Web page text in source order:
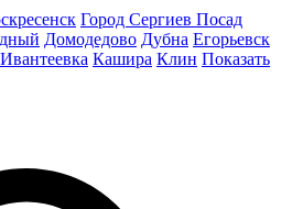
Город Сергиев Посад
Домодедово Дубна Егорьевск
Ивантеевка Кашира Клин Показать